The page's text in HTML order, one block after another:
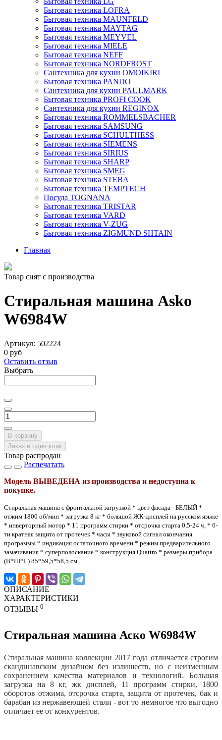
Бытовая техника LOFRA
Бытовая техника MAUNFELD
Бытовая техника MAYTAG
Бытовая техника MEYVEL
Бытовая техника MIELE
Бытовая техника NEFF
Бытовая техника NORDFROST
Сантехника для кухни OMOIKIRI
Бытовая техника PANDO
Сантехника для кухни PAULMARK
Бытовая техника PROFI COOK
Сантехника для кухни REGINOX
Бытовая техника ROMMELSBACHER
Бытовая техника SAMSUNG
Бытовая техника SCHULTHESS
Бытовая техника SIEMENS
Бытовая техника SIRIUS
Бытовая техника SHARP
Бытовая техника SMEG
Бытовая техника STEBA
Бытовая техника TEMPTECH
Посуда TOGNANA
Бытовая техника TRISTAR
Бытовая техника VARD
Бытовая техника V-ZUG
Бытовая техника ZIGMUND SHTAIN
Главная
Товар снят с производства
Стиральная машина Asko
W6984W
Артикул: 502224
0 руб
Оставить отзыв
Выбрать
В корзину
Заказ в один клик
Товар распродан
Распечатать
Модель ВЫВЕДЕНА из производства и недоступна к
покупке.
Стиральная машина с фронтальной загрузкой * цвет фасада - БЕЛЫЙ *
отжим 1800 об/мин * загрузка 8 кг * большой ЖК-дисплей на русском языке
* инверторный мотор * 11 программ стирки * отсрочка старта 0,5-24 ч, * 6-
ти кратная защита от протечек * часы * звуковой сигнал окончания
программы * индикация остаточного времени * режим предварительного
замачивания * суперполоскание * конструкция Quattro * размеры прибора
(В*Ш*Г) 85*59,5*58,5 см
ОПИСАНИЕ
ХАРАКТЕРИСТИКИ
ОТЗЫВЫ 0
Стиральная машина Аско W6984W
Стиральная машина коллекции 2017 года отличается строгим
скандинавским дизайном без излишеств, но с неизменным
сохранением качества материалов и технологий. Большая
загрузка на 8 кг, жк дисплей, 11 программ стирки, 1800
оборотов отжима, отсрочка старта, защита от протечек, бак и
барабан из нержавеющей стали - вот то немногое что выгодно
отличает ее от конкурентов.